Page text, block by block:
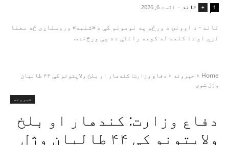
+ تاند - اګست 6, 2026 1
تاند - د اوونۍ د ورځو په نومونو کې د «شنبه» وروستاړی څه معنا
لري او دا کلمه له کومه راغلې ده چې ورڅخه...